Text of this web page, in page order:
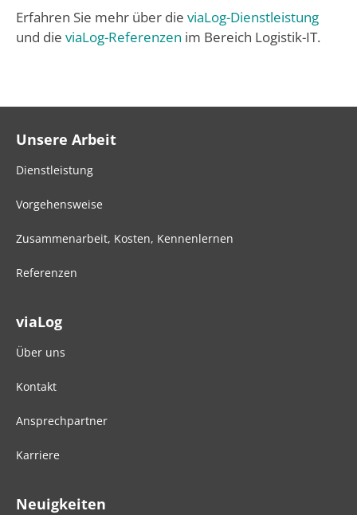
Erfahren Sie mehr über die viaLog-Dienstleistung
und die viaLog-Referenzen im Bereich Logistik-IT.
Unsere Arbeit
Dienstleistung
Vorgehensweise
Zusammenarbeit, Kosten, Kennenlernen
Referenzen
viaLog
Über uns
Kontakt
Ansprechpartner
Karriere
Neuigkeiten